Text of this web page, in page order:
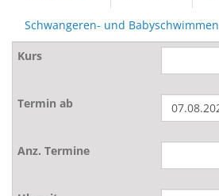
Schwangeren- und Babyschwimmen